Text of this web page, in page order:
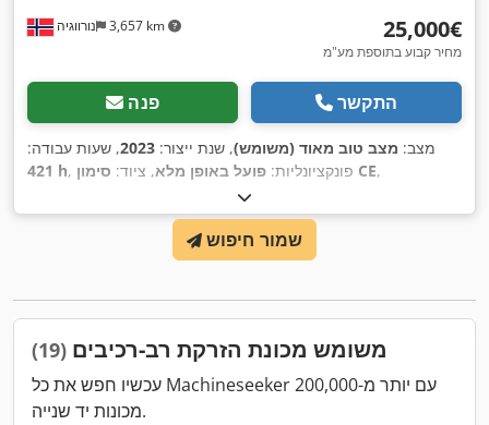
נורווגיה 3,657 km ‏25,000 ‏€
מחיר קבוע בתוספת מע"מ
פנה התקשר
מצב: מצב טוב מאוד (משומש), שנת ייצור: 2023, שעות עבודה:
421 h
, פונקציונליות: פועל באופן מלא, ציוד: סימון CE,
שמור חיפוש
משומש מכונת הזרקת רב-רכיבים (19)
עכשיו חפש את כל Machineseeker עם יותר מ-200,000
מכונות יד שנייה.